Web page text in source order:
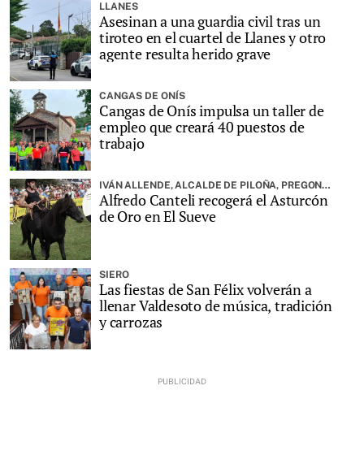
LLANES
Asesinan a una guardia civil tras un
tiroteo en el cuartel de Llanes y otro
agente resulta herido grave
CANGAS DE ONÍS
Cangas de Onís impulsa un taller de
empleo que creará 40 puestos de
trabajo
IVÁN ALLENDE, ALCALDE DE PILOÑA, PREGONARÁ LA FIESTA
Alfredo Canteli recogerá el Asturcón
de Oro en El Sueve
SIERO
Las fiestas de San Félix volverán a
llenar Valdesoto de música, tradición
y carrozas